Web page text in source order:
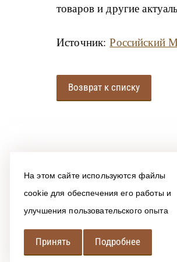
На этом сайте используются файлы
cookie для обеспечения его работы и
улучшения пользовательского опыта
Принять Подробнее
товаров и другие
Источник: Российский
Возврат к списку